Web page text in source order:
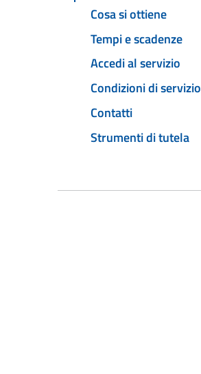
Cosa si ottiene
Tempi e scadenze
Accedi al servizio
Condizioni di servizio
Contatti
Strumenti di tutela